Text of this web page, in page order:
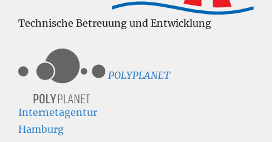
Technische Betreuung und Entwicklung
POLYPLANET
Internetagentur
Hamburg